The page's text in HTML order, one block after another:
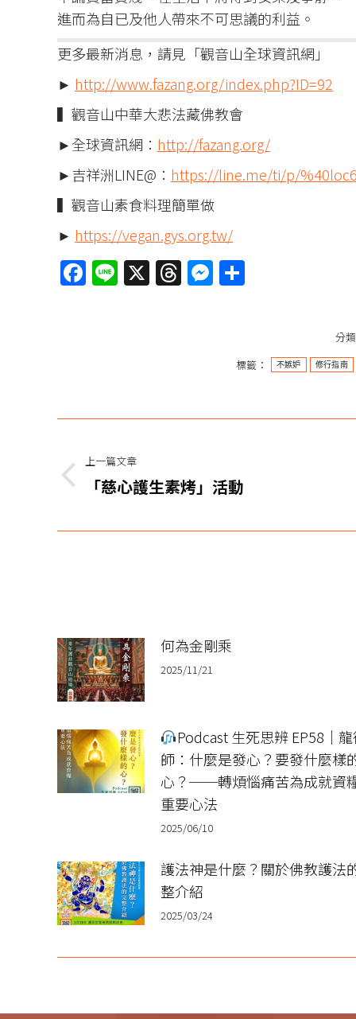
進而為自已及他人帶來不可思議的利益。
更多最新消息，請見「觀音山全球資訊網」
► http://www.fazang.org/index.php?ID=92
▍觀音山中華大悲法藏佛教會
►全球資訊網： http://fazang.org/
►吉祥洲LINE@： https://line.me/ti/p/
▍觀音山素食料理簡單做
► https://vegan.gys.org.tw/
Facebook
Line
X Threads
Messenger
分類
標籤：
不嫉妒 修行指南
章
航
上一篇文章
上
篇
「慈心護生素烤」活動
何為金剛乘
2025/11/21
Podcast 生死思辨 EP58｜
師：什麼是發心？要發什麼樣
心？──轉煩惱痛苦為成就資
重要心法
2025/06/10
護法神是什麼？關於佛教護法
整介紹
2025/03/24